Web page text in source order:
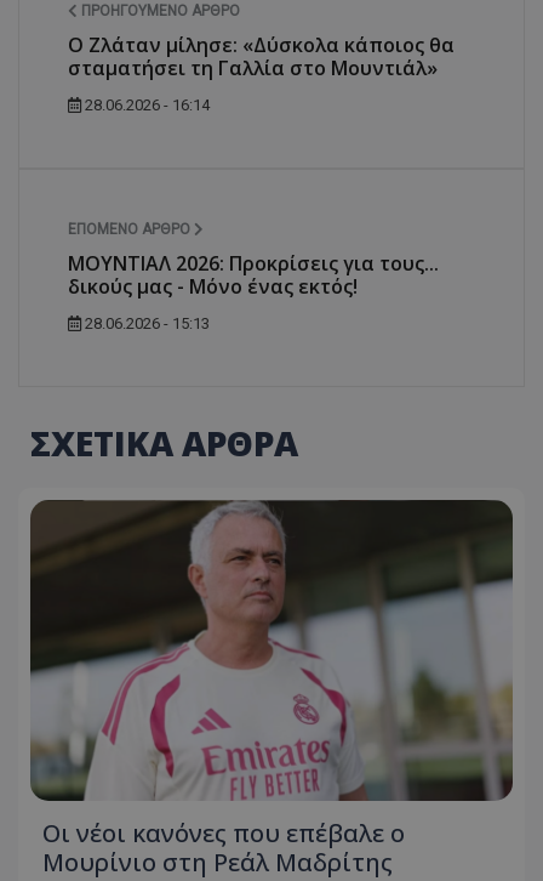
ΠΡΟΗΓΟΎΜΕΝΟ ΆΡΘΡΟ
Ο Ζλάταν μίλησε: «Δύσκολα κάποιος θα
σταματήσει τη Γαλλία στο Μουντιάλ»
28.06.2026 - 16:14
ΕΠΌΜΕΝΟ ΆΡΘΡΟ
ΜΟΥΝΤΙΑΛ 2026: Προκρίσεις για τους...
δικούς μας - Μόνο ένας εκτός!
28.06.2026 - 15:13
ΣΧΕΤΙΚΑ ΑΡΘΡΑ
Οι νέοι κανόνες που επέβαλε ο
Μουρίνιο στη Ρεάλ Μαδρίτης